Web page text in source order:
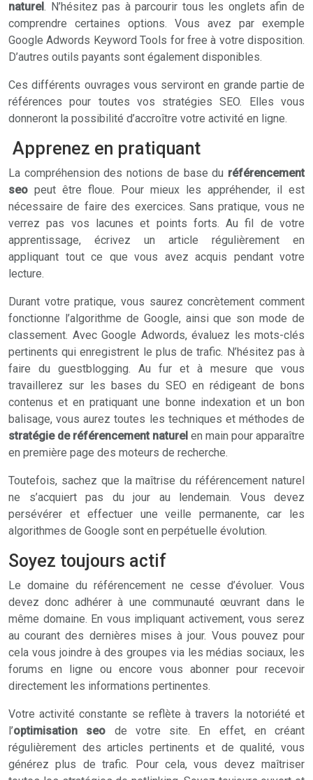
naturel. N’hésitez pas à parcourir tous les onglets afin de
comprendre certaines options. Vous avez par exemple
Google Adwords Keyword Tools for free à votre disposition.
D’autres outils payants sont également disponibles.
Ces différents ouvrages vous serviront en grande partie de
références pour toutes vos stratégies SEO. Elles vous
donneront la possibilité d’accroître votre activité en ligne.
Apprenez en pratiquant
La compréhension des notions de base du référencement
seo peut être floue. Pour mieux les appréhender, il est
nécessaire de faire des exercices. Sans pratique, vous ne
verrez pas vos lacunes et points forts. Au fil de votre
apprentissage, écrivez un article régulièrement en
appliquant tout ce que vous avez acquis pendant votre
lecture.
Durant votre pratique, vous saurez concrètement comment
fonctionne l’algorithme de Google, ainsi que son mode de
classement. Avec Google Adwords, évaluez les mots-clés
pertinents qui enregistrent le plus de trafic. N’hésitez pas à
faire du guestblogging. Au fur et à mesure que vous
travaillerez sur les bases du SEO en rédigeant de bons
contenus et en pratiquant une bonne indexation et un bon
balisage, vous aurez toutes les techniques et méthodes de
stratégie de référencement naturel en main pour apparaître
en première page des moteurs de recherche.
Toutefois, sachez que la maîtrise du référencement naturel
ne s’acquiert pas du jour au lendemain. Vous devez
persévérer et effectuer une veille permanente, car les
algorithmes de Google sont en perpétuelle évolution.
Soyez toujours actif
Le domaine du référencement ne cesse d’évoluer. Vous
devez donc adhérer à une communauté œuvrant dans le
même domaine. En vous impliquant activement, vous serez
au courant des dernières mises à jour. Vous pouvez pour
cela vous joindre à des groupes via les médias sociaux, les
forums en ligne ou encore vous abonner pour recevoir
directement les informations pertinentes.
Votre activité constante se reflète à travers la notoriété et
l’optimisation seo de votre site. En effet, en créant
régulièrement des articles pertinents et de qualité, vous
générez plus de trafic. Pour cela, vous devez maîtriser